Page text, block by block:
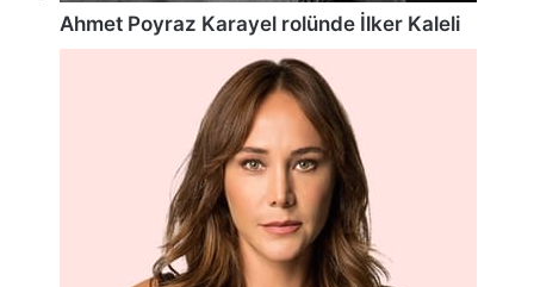
Ahmet Poyraz Karayel rolünde İlker Kaleli